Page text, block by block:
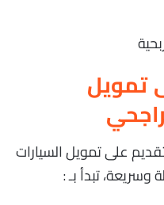
تمويل
على تمويل السيارات
تبدأ بـ :